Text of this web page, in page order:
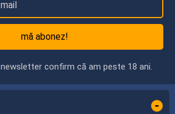
mă abonez!
confirm că am peste 18 ani.
-